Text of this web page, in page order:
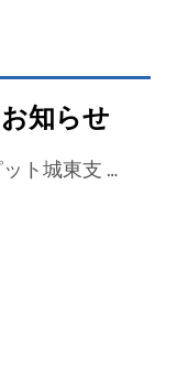
知らせ
ト城東支 …